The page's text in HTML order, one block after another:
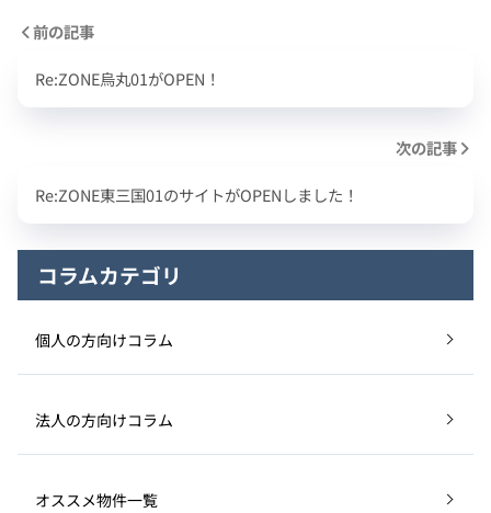
前の記事
Re:ZONE烏丸01がOPEN！
次の記事
Re:ZONE東三国01のサイトがOPENしました！
コラムカテゴリ
個人の方向けコラム
法人の方向けコラム
オススメ物件一覧